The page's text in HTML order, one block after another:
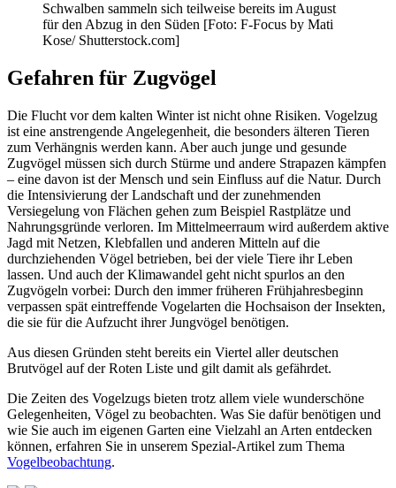
Schwalben sammeln sich teilweise bereits im August
für den Abzug in den Süden [Foto: F-Focus by Mati
Kose/ Shutterstock.com]
Gefahren für Zugvögel
Die Flucht vor dem kalten Winter ist nicht ohne Risiken. Vogelzug
ist eine anstrengende Angelegenheit, die besonders älteren Tieren
zum Verhängnis werden kann. Aber auch junge und gesunde
Zugvögel müssen sich durch Stürme und andere Strapazen kämpfen
– eine davon ist der Mensch und sein Einfluss auf die Natur. Durch
die Intensivierung der Landschaft und der zunehmenden
Versiegelung von Flächen gehen zum Beispiel Rastplätze und
Nahrungsgründe verloren. Im Mittelmeerraum wird außerdem aktive
Jagd mit Netzen, Klebfallen und anderen Mitteln auf die
durchziehenden Vögel betrieben, bei der viele Tiere ihr Leben
lassen. Und auch der Klimawandel geht nicht spurlos an den
Zugvögeln vorbei: Durch den immer früheren Frühjahresbeginn
verpassen spät eintreffende Vogelarten die Hochsaison der Insekten,
die sie für die Aufzucht ihrer Jungvögel benötigen.
Aus diesen Gründen steht bereits ein Viertel aller deutschen
Brutvögel auf der Roten Liste und gilt damit als gefährdet.
Die Zeiten des Vogelzugs bieten trotz allem viele wunderschöne
Gelegenheiten, Vögel zu beobachten. Was Sie dafür benötigen und
wie Sie auch im eigenen Garten eine Vielzahl an Arten entdecken
können, erfahren Sie in unserem Spezial-Artikel zum Thema
Vogelbeobachtung.